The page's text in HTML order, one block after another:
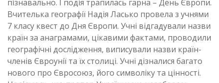
пізнавально. І подія трапилась гарна – День Європи.
Вчителька географії Надія Ласько провела з учнями
7 класу квест до Дня Європи. Учні відгадували назви
країн за анаграмами, цікавими фактами, проводили
географічні дослідження, виписували назви країн-
членів Євроунії та їх столиці. Учні дізналися багато
нового про Євросоюз, його символіку та цінності.